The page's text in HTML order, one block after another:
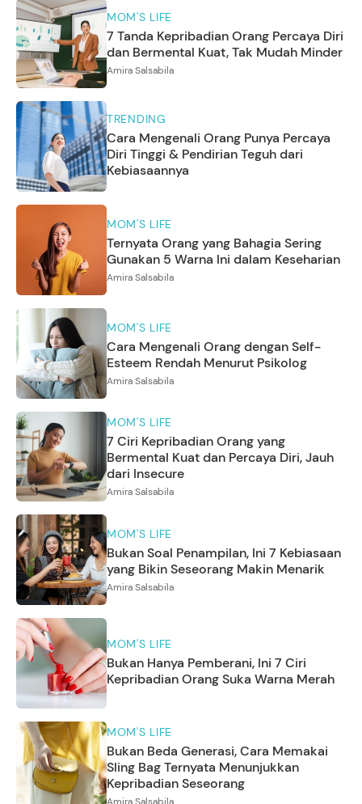
MOM'S LIFE
7 Tanda Kepribadian Orang Percaya Diri
dan Bermental Kuat, Tak Mudah Minder
Amira Salsabila
TRENDING
Cara Mengenali Orang Punya Percaya
Diri Tinggi & Pendirian Teguh dari
Kebiasaannya
MOM'S LIFE
Ternyata Orang yang Bahagia Sering
Gunakan 5 Warna Ini dalam Keseharian
Amira Salsabila
MOM'S LIFE
Cara Mengenali Orang dengan Self-
Esteem Rendah Menurut Psikolog
Amira Salsabila
MOM'S LIFE
7 Ciri Kepribadian Orang yang
Bermental Kuat dan Percaya Diri, Jauh
dari Insecure
Amira Salsabila
MOM'S LIFE
Bukan Soal Penampilan, Ini 7 Kebiasaan
yang Bikin Seseorang Makin Menarik
Amira Salsabila
MOM'S LIFE
Bukan Hanya Pemberani, Ini 7 Ciri
Kepribadian Orang Suka Warna Merah
MOM'S LIFE
Bukan Beda Generasi, Cara Memakai
Sling Bag Ternyata Menunjukkan
Kepribadian Seseorang